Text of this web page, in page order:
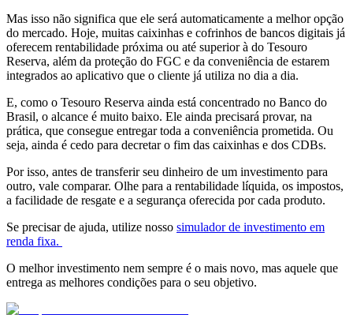
Mas isso não significa que ele será automaticamente a melhor opção
do mercado. Hoje, muitas caixinhas e cofrinhos de bancos digitais já
oferecem rentabilidade próxima ou até superior à do Tesouro
Reserva, além da proteção do FGC e da conveniência de estarem
integrados ao aplicativo que o cliente já utiliza no dia a dia.
E, como o Tesouro Reserva ainda está concentrado no Banco do
Brasil, o alcance é muito baixo. Ele ainda precisará provar, na
prática, que consegue entregar toda a conveniência prometida. Ou
seja, ainda é cedo para decretar o fim das caixinhas e dos CDBs.
Por isso, antes de transferir seu dinheiro de um investimento para
outro, vale comparar. Olhe para a rentabilidade líquida, os impostos,
a facilidade de resgate e a segurança oferecida por cada produto.
Se precisar de ajuda, utilize nosso simulador de investimento em
renda fixa.
O melhor investimento nem sempre é o mais novo, mas aquele que
entrega as melhores condições para o seu objetivo.